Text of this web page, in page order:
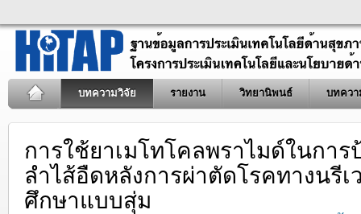
บทความวิจัย รายงาน วิทยานิพนธ์ บทควา
การใช้ยาเมโทโคลพราไมด์ในการ
ลำไส้อืดหลังการผ่าตัดโรคทางนรีเ
ศึกษาแบบสุ่ม